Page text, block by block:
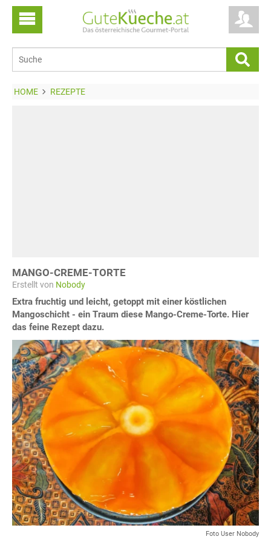
HOME REZEPTE
MANGO-CREME-TORTE
Erstellt von Nobody
Extra fruchtig und leicht, getoppt mit einer köstlichen
Mangoschicht - ein Traum diese Mango-Creme-Torte. Hier
das feine Rezept dazu.
Foto User Nobody